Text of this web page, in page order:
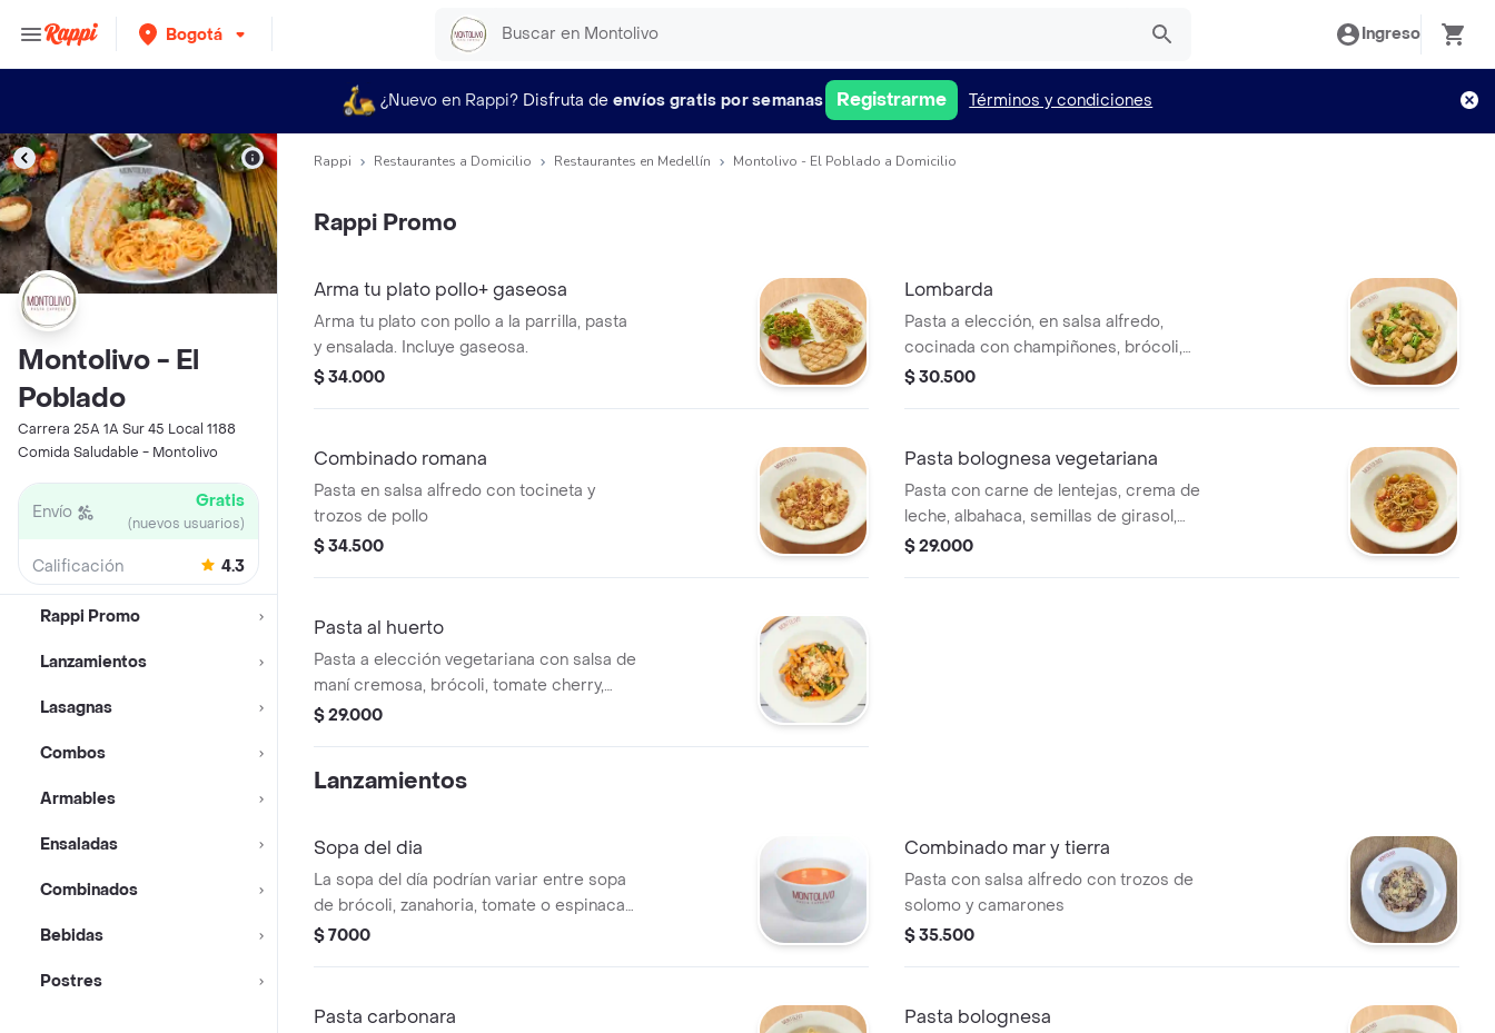
Bogotá Ingreso
¿Nuevo en Rappi? Disfruta de envíos gratis por semanas Registrarme Términos y condiciones
Montolivo - El
Poblado
Carrera 25A 1A Sur 45 Local 1188
Comida Saludable - Montolivo
Envío Gratis
(nuevos usuarios)
Calificación 4.3
Rappi Promo
Lanzamientos
Lasagnas
Combos
Armables
Ensaladas
Combinados
Bebidas
Postres
Rappi Restaurantes a Domicilio Restaurantes en Medellín Montolivo - El Poblado a Domicilio
Rappi Promo
Arma tu plato pollo+ gaseosa
Arma tu plato con pollo a la parrilla, pasta
y ensalada. Incluye gaseosa.
$ 34.000
Lombarda
Pasta a elección, en salsa alfredo,
cocinada con champiñones, brócoli,
julianas de pollo y ensalada.
$ 30.500
Combinado romana
Pasta en salsa alfredo con tocineta y
trozos de pollo
$ 34.500
Pasta bolognesa vegetariana
Pasta con carne de lentejas, crema de
leche, albahaca, semillas de girasol,
tomate cherry y queso parmesano.
$ 29.000
Pasta al huerto
Pasta a elección vegetariana con salsa de
maní cremosa, brócoli, tomate cherry,
champiñones, semillas de girasol, ajo y
$ 29.000
Lanzamientos
Sopa del dia
La sopa del día podrían variar entre sopa
de brócoli, zanahoria, tomate o espinaca;
se enviará la sopa que esté disponible en
$ 7000
Combinado mar y tierra
Pasta con salsa alfredo con trozos de
solomo y camarones
$ 35.500
Pasta carbonara Pasta bolognesa